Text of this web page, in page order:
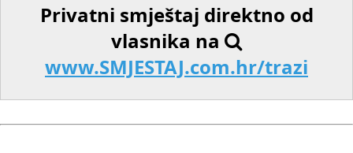
Privatni smještaj direktno od
vlasnika na
www.SMJESTAJ.com.hr/trazi